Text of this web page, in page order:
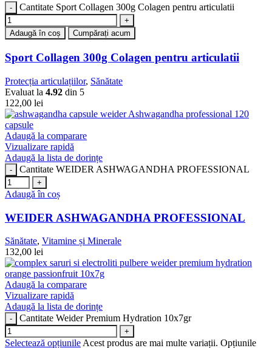
Cantitate Sport Collagen 300g Colagen pentru articulatii
Adaugă în coș Cumpărați acum
Sport Collagen 300g Colagen pentru articulatii
Protecția articulațiilor, Sănătate
Evaluat la 4.92 din 5
122,00 lei
Adaugă la comparare
Vizualizare rapidă
Adaugă la lista de dorințe
Cantitate WEIDER ASHWAGANDHA PROFESSIONAL
Adaugă în coș
WEIDER ASHWAGANDHA PROFESSIONAL
Sănătate, Vitamine și Minerale
132,00 lei
Adaugă la comparare
Vizualizare rapidă
Adaugă la lista de dorințe
Cantitate Weider Premium Hydration 10x7gr
Selectează opțiunile Acest produs are mai multe variații. Opțiunile